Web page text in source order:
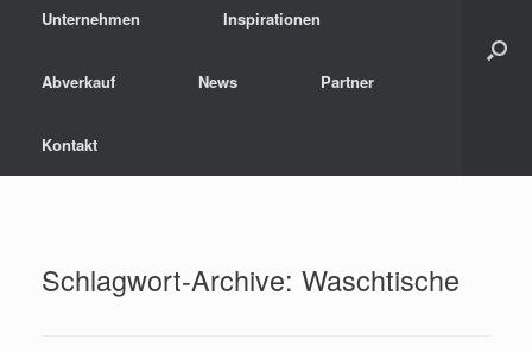
Unternehmen Inspirationen
Abverkauf News Partner
Kontakt
Schlagwort-Archive: Waschtische